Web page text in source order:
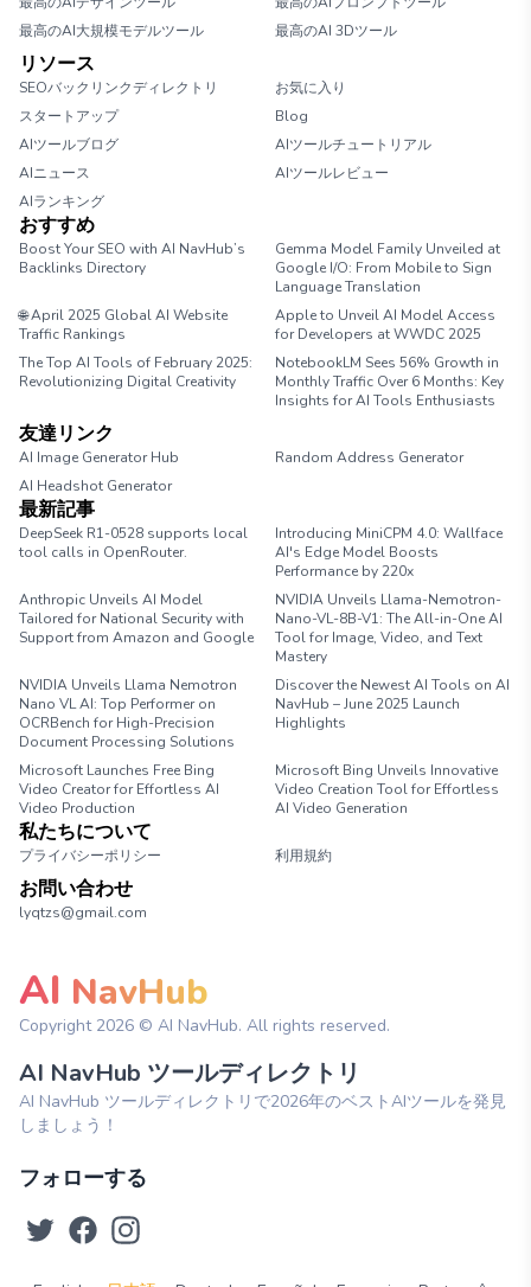
最高のAI大規模モデルツール
最高のAI 3Dツール
リソース
SEOバックリンクディレクトリ
お気に入り
スタートアップ
Blog
AIツールブログ
AIツールチュートリアル
AIニュース
AIツールレビュー
AIランキング
おすすめ
Boost Your SEO with AI NavHub’s
Backlinks Directory
Gemma Model Family Unveiled at
Google I/O: From Mobile to Sign
Language Translation
🌐 April 2025 Global AI Website
Traffic Rankings
Apple to Unveil AI Model Access
for Developers at WWDC 2025
The Top AI Tools of February 2025:
Revolutionizing Digital Creativity
NotebookLM Sees 56% Growth in
Monthly Traffic Over 6 Months: Key
Insights for AI Tools Enthusiasts
友達リンク
AI Image Generator Hub
Random Address Generator
AI Headshot Generator
最新記事
DeepSeek R1-0528 supports local
tool calls in OpenRouter.
Introducing MiniCPM 4.0: Wallface
AI's Edge Model Boosts
Performance by 220x
Anthropic Unveils AI Model
Tailored for National Security with
Support from Amazon and Google
NVIDIA Unveils Llama-Nemotron-
Nano-VL-8B-V1: The All-in-One AI
Tool for Image, Video, and Text
Mastery
NVIDIA Unveils Llama Nemotron
Nano VL AI: Top Performer on
OCRBench for High-Precision
Document Processing Solutions
Discover the Newest AI Tools on AI
NavHub – June 2025 Launch
Highlights
Microsoft Launches Free Bing
Video Creator for Effortless AI
Video Production
Microsoft Bing Unveils Innovative
Video Creation Tool for Effortless
AI Video Generation
私たちについて
プライバシーポリシー 利用規約
お問い合わせ
lyqtzs@gmail.com
AI NavHub
Copyright 2026 © AI NavHub. All rights reserved.
AI NavHub ツールディレクトリ
AI NavHub ツールディレクトリで2026年のベストAIツールを発見
しましょう！
フォローする